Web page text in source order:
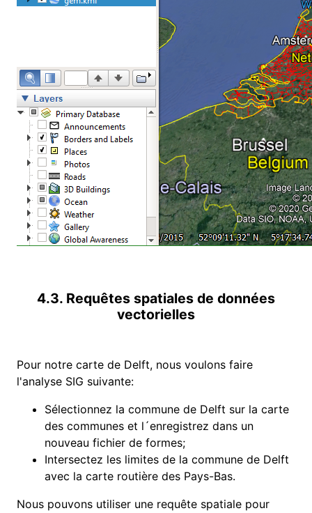
4.3. Requêtes spatiales de données
vectorielles
Pour notre carte de Delft, nous voulons faire
l'analyse SIG suivante:
Sélectionnez la commune de Delft sur la carte
des communes et l´enregistrez dans un
nouveau fichier de formes;
Intersectez les limites de la commune de Delft
avec la carte routière des Pays-Bas.
Nous pouvons utiliser une requête spatiale pour